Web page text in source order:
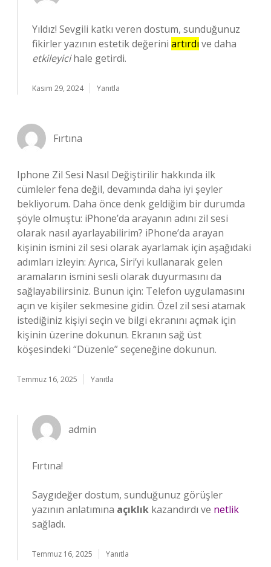
Yıldız! Sevgili katkı veren dostum, sunduğunuz
fikirler yazının estetik değerini artırdı ve daha
etkileyicihale getirdi.
Kasım 29, 2024 Yanıtla
Fırtına
Iphone Zil Sesi Nasıl Değiştirilir hakkında ilk
cümleler fena değil, devamında daha iyi şeyler
bekliyorum. Daha önce denk geldiğim bir durumda
şöyle olmuştu: iPhone’da arayanın adını zil sesi
olarak nasıl ayarlayabilirim? iPhone’da arayan
kişinin ismini zil sesi olarak ayarlamak için aşağıdaki
adımları izleyin: Ayrıca, Siri’yi kullanarak gelen
aramaların ismini sesli olarak duyurmasını da
sağlayabilirsiniz. Bunun için: Telefon uygulamasını
açın ve kişiler sekmesine gidin. Özel zil sesi atamak
istediğiniz kişiyi seçin ve bilgi ekranını açmak için
kişinin üzerine dokunun. Ekranın sağ üst
köşesindeki “Düzenle” seçeneğine dokunun.
Temmuz 16, 2025 Yanıtla
admin
Fırtına!
Saygıdeğer dostum, sunduğunuz görüşler
yazının anlatımına açıklık kazandırdı ve netlik
sağladı.
Temmuz 16, 2025 Yanıtla